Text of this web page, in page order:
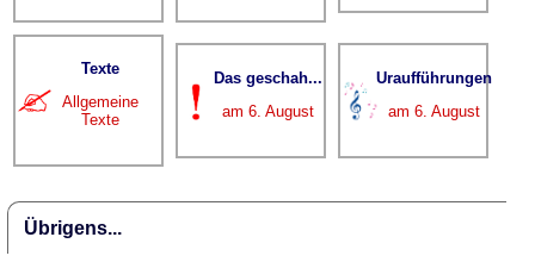
Texte
Allgemeine
Texte
Das geschah...
am 6. August
Uraufführungen
am 6. August
Übrigens...